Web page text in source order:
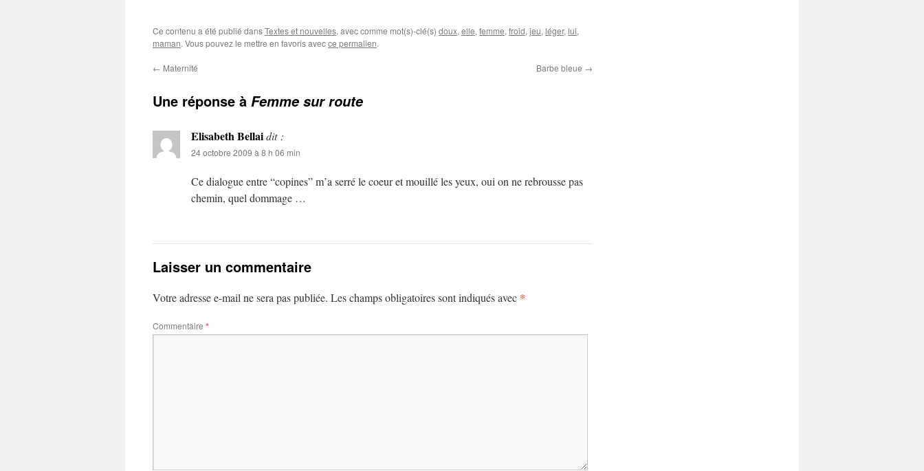
Ce contenu a été publié dansTextes et nouvelles, avec comme mot(s)-clé(s) doux, elle, femme, froid, jeu, léger, lui,
maman. Vous pouvez le mettre en favoris avecce permalien.
← Maternité Barbe bleue →
Une réponse à Femme sur route
Elisabeth Bellaidit :
24 octobre 2009 à 8 h 06 min
Ce dialogue entre “copines” m’a serré le coeur et mouillé les yeux, oui on ne rebrousse pas
chemin, quel dommage …
Laisser un commentaire
Votre adresse e-mail ne sera pas publiée. Les champs obligatoires sont indiqués avec *
Commentaire *